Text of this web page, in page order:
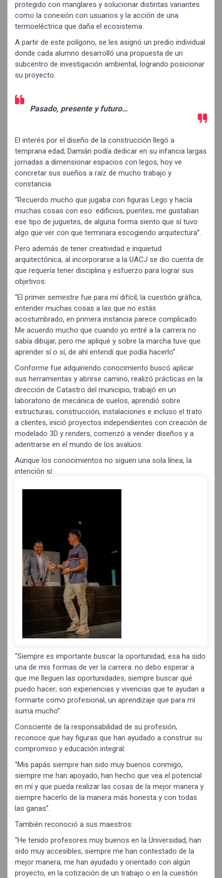
protegido con manglares y solucionar distintas variantes
como la conexión con usuarios y la acción de una
termoeléctrica que daña el ecosistema.
A partir de este polígono, se les asignó un predio individual
donde cada alumno desarrolló una propuesta de un
subcentro de investigación ambiental, logrando posicionar
su proyecto.
Pasado, presente y futuro…
El interés por el diseño de la construcción llegó a
temprana edad; Damián podía dedicar en su infancia largas
jornadas a dimensionar espacios con legos, hoy ve
concretar sus sueños a raíz de mucho trabajo y
constancia.
“Recuerdo mucho que jugaba con figuras Lego y hacía
muchas cosas con eso: edificios, puentes; me gustaban
ese tipo de juguetes, de alguna forma siento que sí tuvo
algo que ver con que terminara escogiendo arquitectura”.
Pero además de tener creatividad e inquietud
arquitectónica, al incorporarse a la UACJ se dio cuenta de
que requería tener disciplina y esfuerzo para lograr sus
objetivos:
“El primer semestre fue para mí difícil; la cuestión gráfica,
entender muchas cosas a las que no estás
acostumbrado, en primera instancia parece complicado.
Me acuerdo mucho que cuando yo entré a la carrera no
sabía dibujar, pero me apliqué y sobre la marcha tuve que
aprender sí o sí, de ahí entendí que podía hacerlo”.
Conforme fue adquiriendo conocimiento buscó aplicar
sus herramientas y abrirse camino, realizó prácticas en la
dirección de Catastro del municipio, trabajó en un
laboratorio de mecánica de suelos, aprendió sobre
estructuras, construcción, instalaciones e incluso el trato
a clientes, inició proyectos independientes con creación de
modelado 3D y renders, comenzó a vender diseños y a
adentrarse en el mundo de los avalúos.
Aunque los conocimientos no siguen una sola línea, la
intención sí:
“Siempre es importante buscar la oportunidad, esa ha sido
una de mis formas de ver la carrera: no debo esperar a
que me lleguen las oportunidades, siempre buscar qué
puedo hacer; son experiencias y vivencias que te ayudan a
formarte como profesional, un aprendizaje que para mí
suma mucho”.
Consciente de la responsabilidad de su profesión,
reconoce que hay figuras que han ayudado a construir su
compromiso y educación integral:
“Mis papás siempre han sido muy buenos conmigo,
siempre me han apoyado, han hecho que vea el potencial
en mí y que pueda realizar las cosas de la mejor manera y
siempre hacerlo de la manera más honesta y con todas
las ganas”.
También reconoció a sus maestros:
“He tenido profesores muy buenos en la Universidad, han
sido muy accesibles, siempre me han contestado de la
mejor manera, me han ayudado y orientado con algún
proyecto, en la cotización de un trabajo o en la cuestión